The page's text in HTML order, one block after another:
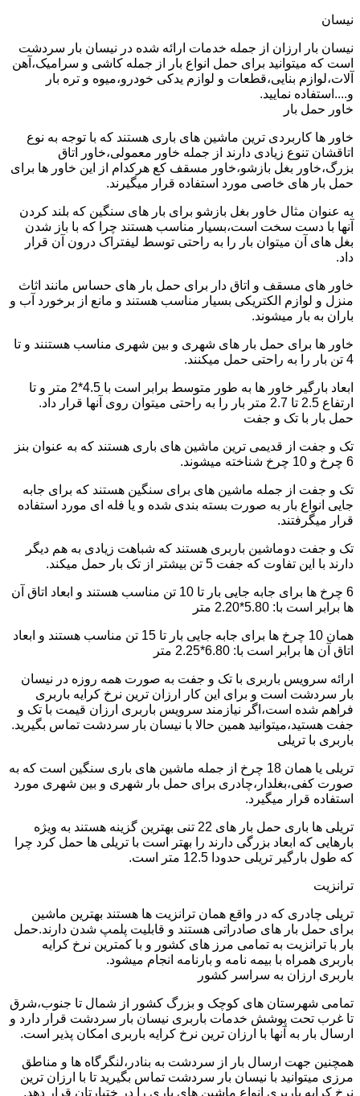
نیسان
نیسان بار ارزان از جمله خدمات ارائه شده در نیسان بار سردشت
است که میتوانید برای حمل انواع بار از جمله کاشی و سرامیک،آهن
آلات،لوازم بنایی،قطعات و لوازم یدکی خودرو،میوه و تره بار
و....استفاده نمایید.
خاور حمل بار
خاور ها کاربردی ترین ماشین های باری هستند که با توجه به نوع
اتاقشان تنوع زیادی دارند از جمله خاور معمولی،خاور اتاق
بزرگ،خاور بغل بازشو،خاور مسقف کع هرکدام از این خاور ها برای
حمل بار های خاصی مورد استفاده قرار میگیرند.
به عنوان مثال خاور بغل بازشو برای بار های سنگین که بلند کردن
آنها با دست سخت است،بسیار مناسب هستند چرا که با باز شدن
بغل های آن میتوان بار را به راحتی توسط لیفتراک درون آن قرار
داد.
خاور های مسقف و اتاق دار برای حمل بار های حساس مانند اثاث
منزل و لوازم الکتریکی بسیار مناسب هستند و مانع از برخورد آب و
باران به بار میشوند.
خاور ها برای حمل بار های شهری و بین شهری مناسب هستنند و تا
4 تن بار را به راحتی حمل میکنند.
ابعاد بارگیر خاور ها به طور متوسط برابر است با 4.5*2 متر و تا
ارتفاع 2.5 تا 2.7 متر بار را به راحتی میتوان روی آنها قرار داد.
حمل بار با تک و جفت
تک و جفت از قدیمی ترین ماشین های باری هستند که به عنوان بنز
6 چرخ و 10 چرخ شناخته میشوند.
تک و جفت از جمله ماشین های برای سنگین هستند که برای جابه
جایی انواع بار به صورت بسته بندی شده و یا فله ای مورد استفاده
قرار میگرفتند.
تک و جفت دوماشین باربری هستند که شباهت زیادی به هم دیگر
دارند با این تفاوت که جفت 5 تن بیشتر از تک بار حمل میکند.
6 چرخ ها برای جابه جایی بار تا 10 تن مناسب هستند و ابعاد اتاق آن
ها برابر است با: 5.80*2.20 متر
همان 10 چرخ ها برای جابه جایی بار تا 15 تن مناسب هستند و ابعاد
اتاق آن ها برابر است با: 6.80*2.25 متر
ارائه سرویس باربری با تک و جفت به صورت همه روزه در نیسان
بار سردشت است و برای این کار ارزان ترین نرخ کرایه باربری
فراهم شده است،اگر نیازمند سرویس باربری ارزان قیمت با تک و
جفت هستید،میتوانید همین حالا با نیسان بار سردشت تماس بگیرید.
باربری با تریلی
تریلی یا همان 18 چرخ از جمله ماشین های باری سنگین است که به
صورت کفی،بغلدار،چادری برای حمل بار شهری و بین شهری مورد
استفاده قرار میگیرد.
تریلی ها باری حمل بار های 22 تنی بهترین گزینه هستند به ویژه
بارهایی که ابعاد بزرگی دارند را بهتر است با تریلی ها حمل کرد چرا
که طول بارگیر تریلی حدودا 12.5 متر است.
ترانزیت
تریلی چادری که در واقع همان ترانزیت ها هستند بهترین ماشین
برای حمل بار های صادراتی هستند و قابلیت پلمپ شدن دارند.حمل
بار با ترانزیت به تمامی مرز های کشور و با کمترین نرخ کرایه
باربری همراه با بیمه نامه و بارنامه انجام میشود.
باربری ارزان به سراسر کشور
تمامی شهرستان های کوچک و بزرگ کشور از شمال تا جنوب،شرق
تا غرب تحت پوشش خدمات باربری نیسان بار سردشت قرار دارد و
ارسال بار به آنها با ارزان ترین نرخ کرایه باربری امکان پذیر است.
همچنین جهت ارسال بار از سردشت به بنادر،لنگرگاه ها و مناطق
مرزی میتوانید با نیسان بار سردشت تماس بگیرید تا با ارزان ترین
نرخ کرایه باربری انواع ماشین های باری را در ختیارتان قرار دهد.